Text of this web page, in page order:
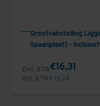
Grootvakstelling
Spaanplaat) -
Excl. BTW€16,31
Incl. BTW€ 19,74